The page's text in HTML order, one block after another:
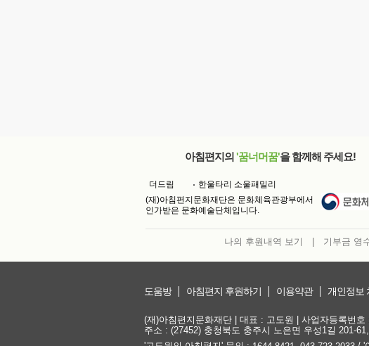
아침편지의 '꿈너머꿈'을 함께해 주세요!
더드림
한울타리 소울패밀리
(재)아침편지문화재단은 문화체육관광부에서
인가받은 문화예술단체입니다.
나의 후원내역 보기 기부금 영
도움방 아침편지 후원하기 이용약관 개인정보
(재)아침편지문화재단 | 대표 : 고도원 | 사업자등록번호
주소 : (27452) 충청북도 충주시 노은면 우성1길 201-